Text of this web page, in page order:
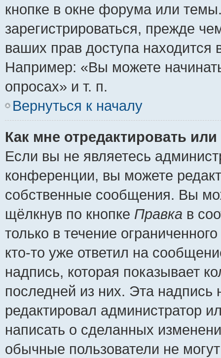
кнопке в окне форума или
зарегистрироваться, прежде
ваших прав доступа
Например: «Вы можете
опросах» и т. п.
Вернуться к началу
Как мне отредактировать
Если вы не являетесь
конференции, вы можете
собственные сообщения. Вы
щёлкнув по кнопке Правка в
только в течение
кто-то уже ответил на
надпись, которая показывает
последней из них. Эта
редактировал администратор
написать о сделанных
обычные пользователи не